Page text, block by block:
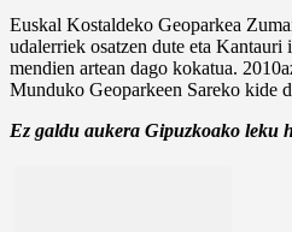
Euskal Kostaldeko Geoparkea
udalerriek osatzen dute eta Kantauri
mendien artean dago kokatua.
Munduko Geoparkeen Sareko kide
Ez galdu aukera Gipuzkoako leku